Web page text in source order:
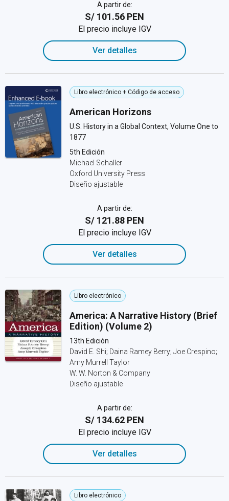
A partir de:
S/ 101.56 PEN
El precio incluye IGV
Ver detalles
Libro electrónico + Código de acceso
American Horizons
U.S. History in a Global Context, Volume One to
1877
5th Edición
Michael Schaller
Oxford University Press
Diseño ajustable
A partir de:
S/ 121.88 PEN
El precio incluye IGV
Ver detalles
Libro electrónico
America: A Narrative History (Brief
Edition) (Volume 2)
13th Edición
David E. Shi; Daina Ramey Berry; Joe Crespino;
Amy Murrell Taylor
W. W. Norton & Company
Diseño ajustable
A partir de:
S/ 134.62 PEN
El precio incluye IGV
Ver detalles
Libro electrónico